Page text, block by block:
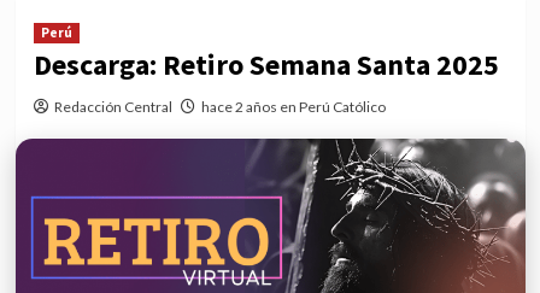
Perú
Descarga: Retiro Semana Santa 2025
Redacción Central hace 2 años en Perú Católico